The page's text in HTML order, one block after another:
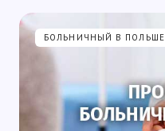
БОЛЬНИЧНЫЙ В ПОЛЬШЕ